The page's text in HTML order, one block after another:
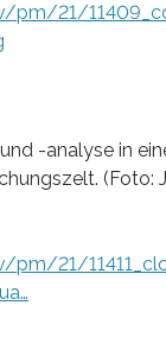
21/
-analyse in
(Foto:
21/